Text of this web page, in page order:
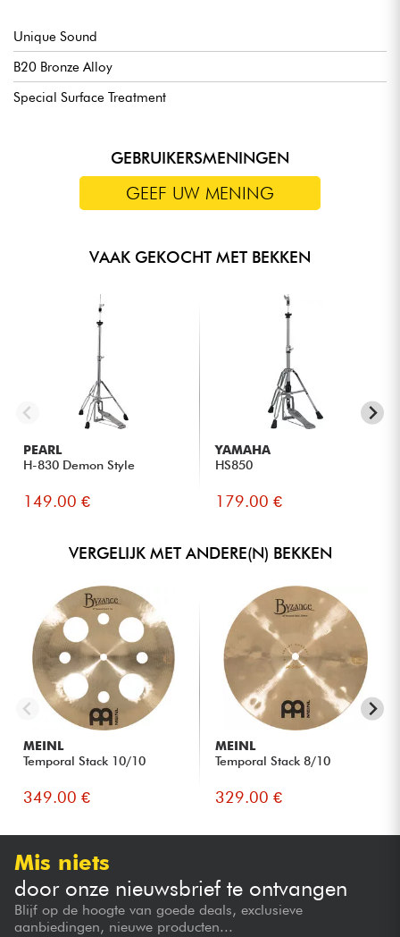
Unique Sound
B20 Bronze Alloy
Special Surface Treatment
GEBRUIKERSMENINGEN
GEEF UW MENING
VAAK GEKOCHT MET BEKKEN
PEARL
H-830 Demon Style
149.00 €
YAMAHA
HS850
179.00 €
VERGELIJK MET ANDERE(N) BEKKEN
MEINL
Temporal Stack 10/10
349.00 €
MEINL
Temporal Stack 8/10
329.00 €
Mis niets
door onze nieuwsbrief te ontvangen
Blijf op de hoogte van goede deals, exclusieve
aanbiedingen, nieuwe producten...